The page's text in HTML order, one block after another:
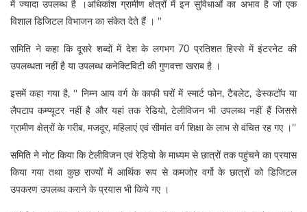
में ज्यादा उपलब्ध है ।अधिकांश ग्रामीण क्षेत्रों में इन सुविधाओं का अभाव है जो एक
विशाल डिजिटल विभाजन का संकेत देते हैं । ’’
समिति ने कहा कि दूसरे शब्दों में देश के लगभग 70 प्रतिशत हिस्से में इंटरनेट की
उपलब्धता नहीं है या उपलब्ध कनेक्टिविटी की गुणवत्ता खराब है ।
इसमें कहा गया है, ‘‘ निम्न आय वर्ग के काफी घरों में स्मार्ट फोन, टैबलेट, डेस्कटॉप या
लैपटाप कम्प्यूटर नहीं है और यहां तक रेडियो, टेलीविजन भी उपलब्ध नहीं हैं जिससे
ग्रामीण क्षेत्रों के गरीब, मजदूर, महिलाएं एवं सीमांत वर्ग शिक्षा के लाभ से वंचित रह गए ।’’
समिति ने नोट किया कि टेलीविजन एवं रेडियो के माध्यम से छात्रों तक पहुंचने का प्रयास
किया गया तथा कुछ राज्यों में आर्थिक रूप से कमजोर वर्गो के छात्रों को डिजिटल
उपकरण उपलब्ध कराने के प्रयास भी किये गए ।